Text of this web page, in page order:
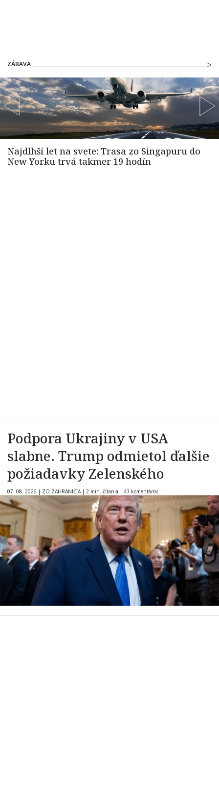
ZÁBAVA
Podpora Ukrajiny v USA
slabne. Trump odmietol ďalšie
požiadavky Zelenského
07. 08. 2026 | ZO ZAHRANIČIA | 2 min. čítania | 43 komentárov